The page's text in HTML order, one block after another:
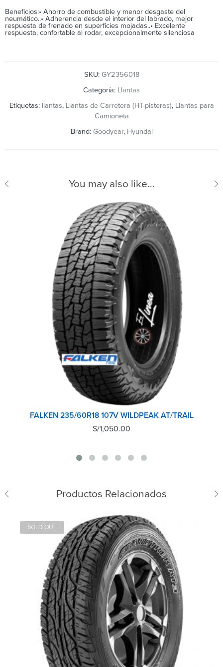
Beneficios:• Ahorro de combustible y menor desgaste del
neumático..• Adherencia desde el interior del labrado, mejor
respuesta de frenado en superficies mojadas..• Excelente
respuesta, confortable al rodar, excepcionalmente silenciosa
SKU: GY2356018
Categoría: Llantas
Etiquetas: llantas, Llantas de Carretera (HT-pisteras), Llantas para
Camioneta
Brand: Goodyear, Hyundai
You may also like…
FALKEN 235/60R18 107V WILDPEAK AT/TRAIL
S/1,050.00
Productos Relacionados
SOLD OUT